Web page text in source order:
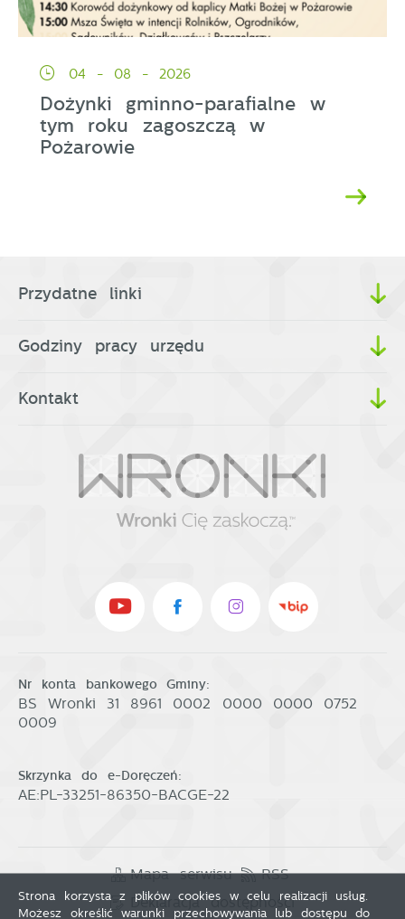
04 - 08 - 2026
Dożynki gminno-parafialne w
tym roku zagoszczą w
Pożarowie
Przydatne linki
Godziny pracy urzędu
Kontakt
Nr konta bankowego Gminy:
BS Wronki 31 8961 0002 0000 0000 0752
0009
Skrzynka do e-Doręczeń:
AE:PL-33251-86350-BACGE-22
Mapa serwisu
RSS
Deklaracja dostępności
Strona korzysta z plików cookies w celu realizacji usług.
Możesz określić warunki przechowywania lub dostępu do